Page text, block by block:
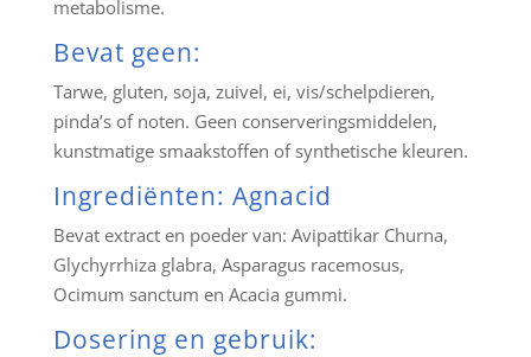
metabolisme.
Bevat geen:
Tarwe, gluten, soja, zuivel, ei, vis/schelpdieren,
pinda’s of noten. Geen conserveringsmiddelen,
kunstmatige smaakstoffen of synthetische kleuren.
Ingrediënten: Agnacid
Bevat extract en poeder van: Avipattikar Churna,
Glychyrrhiza glabra, Asparagus racemosus,
Ocimum sanctum en Acacia gummi.
Dosering en gebruik: